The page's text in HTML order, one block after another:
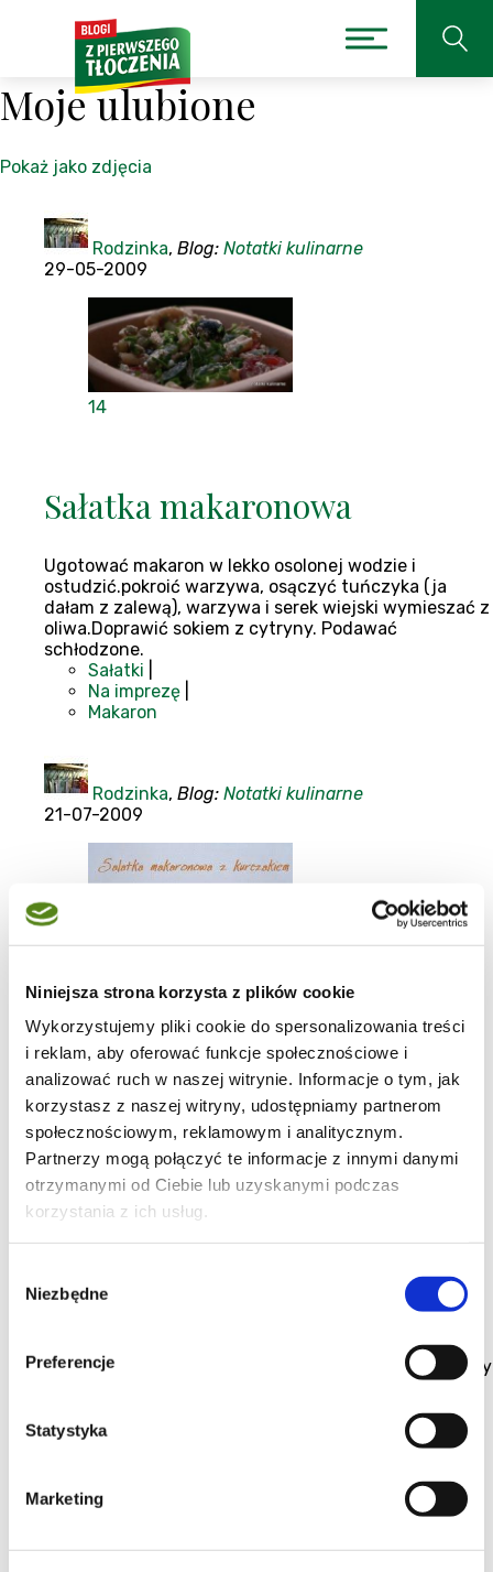
Niniejsza strona korzysta z plików cookie
Wykorzystujemy pliki cookie do spersonalizowania treści
i reklam, aby oferować funkcje społecznościowe i
analizować ruch w naszej witrynie. Informacje o tym, jak
korzystasz z naszej witryny, udostępniamy partnerom
społecznościowym, reklamowym i analitycznym.
Partnerzy mogą połączyć te informacje z innymi danymi
otrzymanymi od Ciebie lub uzyskanymi podczas
korzystania z ich usług.
zgody
Niezbędne
Preferencje
Statystyka
Marketing
Moje ulubione
Pokaż jako zdjęcia
Rodzinka, Blog: Notatki kulinarne
29-05-2009
14
Sałatka makaronowa
Ugotować makaron w lekko osolonej wodzie i
ostudzić.pokroić warzywa, osączyć tuńczyka (ja
dałam z zalewą), warzywa i serek wiejski wymieszać z
oliwa.Doprawić sokiem z cytryny. Podawać
schłodzone.
Sałatki
Na imprezę
Makaron
Rodzinka, Blog: Notatki kulinarne
21-07-2009
36
kurczakiem
W zeszłym roku jeździłam codziennie na praktyki. Były
siedzieć ile chciałam i kiedy, w godzinach 8-19, byle
wypracować odpowiednią ilość godzin. Zdarzało się
siedzieć długo, a że miejsce to miało tuż przy
Sałatki
Drób
do 30 minut|